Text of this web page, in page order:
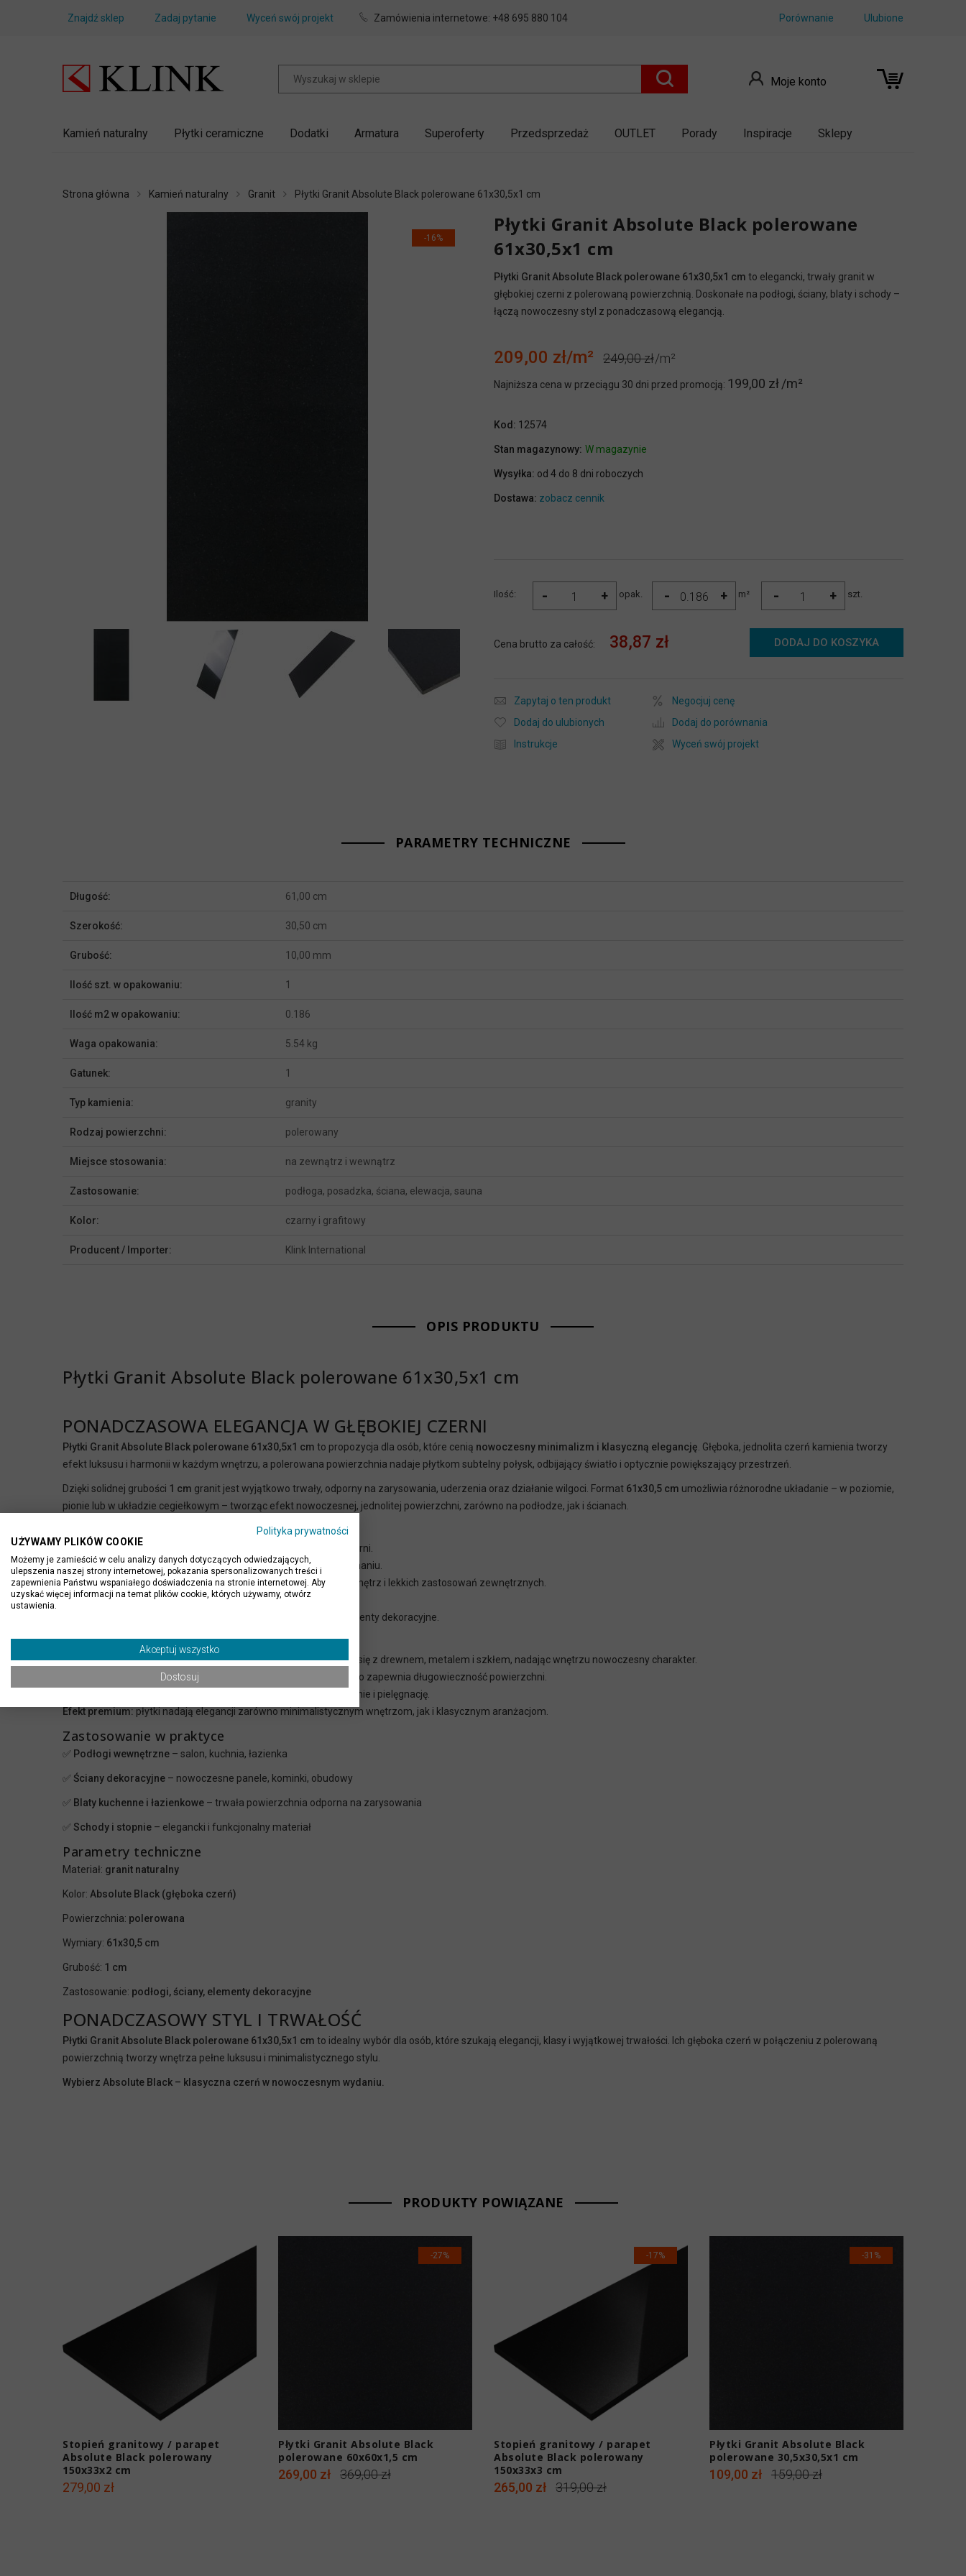
Znajdź sklep Zadaj pytanie Wyceń swój projekt Zamówienia internetowe: +48 695 880 104 Ulubione
Porównanie
Moje konto
Kamień naturalny Płytki ceramiczne Dodatki Armatura Superoferty Przedsprzedaż OUTLET Porady Inspiracje Sklepy
Strona główna Kamień naturalny Granit Płytki Granit Absolute Black polerowane 61x30,5x1 cm
-16%
Płytki Granit Absolute Black polerowane
61x30,5x1 cm
Płytki Granit Absolute Black polerowane 61x30,5x1 cm to elegancki, trwały granit w
głębokiej czerni z polerowaną powierzchnią. Doskonałe na podłogi, ściany, blaty i schody –
łączą nowoczesny styl z ponadczasową elegancją.
209,00 zł 249,00 zł
Najniższa cena w przeciągu 30 dni przed promocją: 199,00 zł
Kod: 12574
Stan magazynowy: W magazynie
Wysyłka: od 4 do 8 dni roboczych
Dostawa: zobacz cennik
Ilość: - + opak. - + m² - + szt.
Cena brutto za całość: 38,87 zł DODAJ DO KOSZYKA
Zapytaj o ten produkt
Negocjuj cenę
Dodaj do ulubionych
Dodaj do porównania
Instrukcje
Wyceń swój projekt
PARAMETRY TECHNICZNE
Długość: 61,00 cm
Szerokość: 30,50 cm
Grubość: 10,00 mm
Ilość szt. w opakowaniu: 1
Ilość m2 w opakowaniu: 0.186
Waga opakowania: 5.54 kg
Gatunek: 1
Typ kamienia: granity
Rodzaj powierzchni: polerowany
Miejsce stosowania: na zewnątrz i wewnątrz
Zastosowanie: podłoga, posadzka, ściana, elewacja, sauna
Kolor: czarny i grafitowy
Producent / Importer: Klink International
OPIS PRODUKTU
Płytki Granit Absolute Black polerowane 61x30,5x1 cm
PONADCZASOWA ELEGANCJA W GŁĘBOKIEJ CZERNI
Płytki Granit Absolute Black polerowane 61x30,5x1 cm to propozycja dla osób, które cenią nowoczesny minimalizm i klasyczną elegancję . Głęboka, jednolita czerń kamienia tworzy
efekt luksusu i harmonii w każdym wnętrzu, a polerowana powierzchnia nadaje płytkom subtelny połysk, odbijający światło i optycznie powiększający przestrzeń.
Dzięki solidnej grubości 1 cm granit jest wyjątkowo trwały, odporny na zarysowania, uderzenia oraz działanie wilgoci. Format 61x30,5 cm umożliwia różnorodne układanie – w poziomie,
pionie lub w układzie cegiełkowym – tworząc efekt nowoczesnej, jednolitej powierzchni, zarówno na podłodze, jak i ścianach.
✅Naturalny granit Absolute Black
– jednolity, elegancki kolor czerni.
✅Polerowana powierzchnia– luksusowy połysk, łatwy w utrzymaniu.
✅Odporność na uszkodzenia i ścieranie– trwały materiał do wnętrz i lekkich zastosowań zewnętrznych.
✅ Format 61x30,5 cm– uniwersalny, umożliwia różne układy.
– podłogi, ściany, blaty i elementy dekoracyjne.
Dlaczego warto wybrać Granit Absolute Black
Elegancja i uniwersalność:głęboka czerń doskonale komponuje się z drewnem, metalem i szkłem, nadając wnętrzu nowoczesny charakter.
granit jest odporny na ścieranie, zarysowania i wilgoć, co zapewnia długowieczność powierzchni.
polerowana powierzchnia ułatwia czyszczenie i pielęgnację.
Efekt premium: płytki nadają elegancji zarówno minimalistycznym wnętrzom, jak i klasycznym aranżacjom.
Zastosowanie w praktyce
✅ Podłogi wewnętrzne – salon, kuchnia, łazienka
✅ Ściany dekoracyjne – nowoczesne panele, kominki, obudowy
✅ Blaty kuchenne i łazienkowe – trwała powierzchnia odporna na zarysowania
✅ Schody i stopnie – elegancki i funkcjonalny materiał
Parametry techniczne
Materiał: granit naturalny
Kolor: Absolute Black (głęboka czerń)
Powierzchnia: polerowana
Wymiary: 61x30,5 cm
Grubość: 1 cm
Zastosowanie: podłogi, ściany, elementy dekoracyjne
PONADCZASOWY STYL I TRWAŁOŚĆ
Płytki Granit Absolute Black polerowane 61x30,5x1 cm to idealny wybór dla osób, które szukają elegancji, klasy i wyjątkowej trwałości. Ich głęboka czerń w połączeniu z polerowaną
powierzchnią tworzy wnętrza pełne luksusu i minimalistycznego stylu.
Wybierz Absolute Black – klasyczna czerń w nowoczesnym wydaniu.
PRODUKTY POWIĄZANE
Stopień granitowy / parapet
Absolute Black polerowany
150x33x2 cm
279,00 zł
-27%
Płytki Granit Absolute Black
polerowane 60x60x1,5 cm
269,00 zł 369,00 zł
-17%
Stopień granitowy / parapet
Absolute Black polerowany
150x33x3 cm
265,00 zł 319,00 zł
-31%
Płytki Granit Absolute Black
polerowane 30,5x30,5x1 cm
109,00 zł 159,00 zł
Polityka prywatności
UŻYWAMY PLIKÓW COOKIE
Możemy je zamieścić w celu analizy danych dotyczących odwiedzających,
ulepszenia naszej strony internetowej, pokazania spersonalizowanych treści i
zapewnienia Państwu wspaniałego doświadczenia na stronie internetowej. Aby
uzyskać więcej informacji na temat plików cookie, których używamy, otwórz
ustawienia.
Akceptuj wszystko
Dostosuj